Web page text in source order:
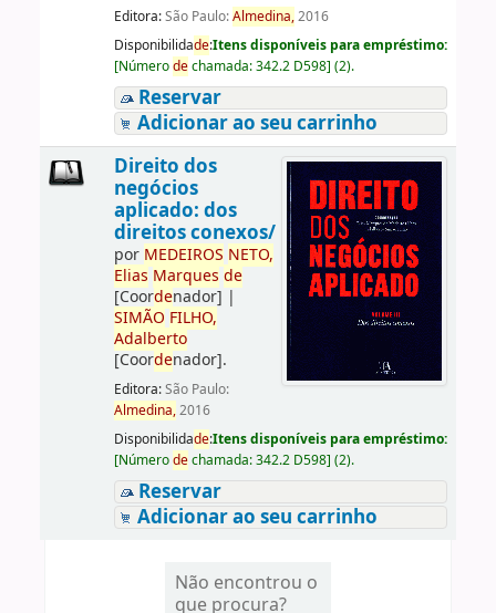
Editora:São Paulo:Almedina,2016
Disponibilidade:Itens disponíveis para empréstimo:
[Númerodechamada:342.2 D598] (2).
Reservar
Adicionar ao seu carrinho
Direito dos
negócios
aplicado: dos
direitos conexos/
por MEDEIROS NETO,
Elias Marques de
[Coordenador] |
SIMÃO FILHO,
Adalberto
[Coordenador].
Editora:São Paulo:
Almedina,2016
Disponibilidade:Itens disponíveis para empréstimo:
[Númerodechamada:342.2 D598] (2).
Reservar
Adicionar ao seu carrinho
Não encontrou o
que procura?